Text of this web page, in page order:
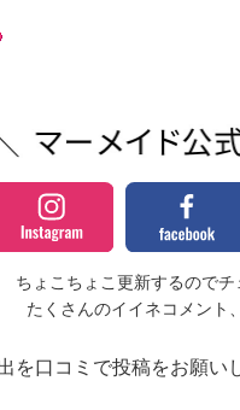
ちょこちょこ更新するので
たくさんのイイネコメント
を口コミで投稿をお願い